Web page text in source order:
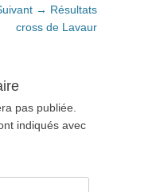
→ Article
suivant
Résultats
cross de Lavaur
pas publiée.
indiqués avec